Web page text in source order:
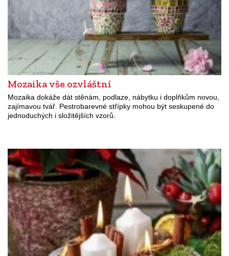
Mozaika vše ozvláštní
Mozaika dokáže dát stěnám, podlaze, nábytku i doplňkům novou,
zajímavou tvář. Pestrobarevné střípky mohou být seskupené do
jednoduchých i složitějších vzorů.